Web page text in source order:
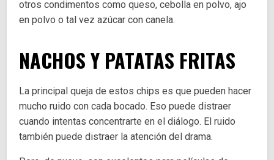
otros condimentos como queso, cebolla en polvo, ajo
en polvo o tal vez azúcar con canela.
NACHOS Y PATATAS FRITAS
La principal queja de estos chips es que pueden hacer
mucho ruido con cada bocado. Eso puede distraer
cuando intentas concentrarte en el diálogo. El ruido
también puede distraer la atención del drama.